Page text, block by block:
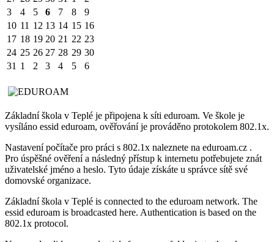
3
4 5 6 7 8
9
10 11 12 13 14 15 16
17 18 19 20 21 22 23
24 25 26 27 28 29 30
31 1 2 3 4 5 6
Základní škola v Teplé je připojena k síti eduroam. Ve škole je
vysíláno essid eduroam, ověřování je prováděno protokolem 802.1x.
Nastavení počítače pro práci s 802.1x naleznete na eduroam.cz .
Pro úspěšné ověření a následný přístup k internetu potřebujete znát
uživatelské jméno a heslo. Tyto údaje získáte u správce sítě své
domovské organizace.
Základní škola v Teplé is connected to the eduroam network. The
essid eduroam is broadcasted here. Authentication is based on the
802.1x protocol.